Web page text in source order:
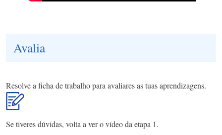
Avalia
Resolve a ficha de trabalho para avaliares as tuas aprendizagens.
Se tiveres dúvidas, volta a ver o vídeo da etapa 1.